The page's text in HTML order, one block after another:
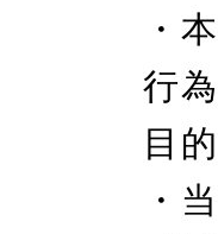
・
行
目
・